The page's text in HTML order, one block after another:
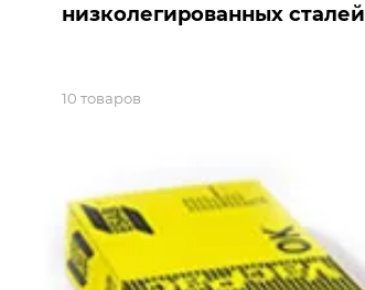
низколегированных сталей
10 товаров